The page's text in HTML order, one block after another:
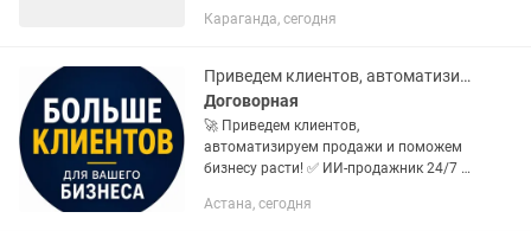
Ассистировать врачу стоматологу
Адрес Бекетова 60/2 за Караганды
Караганда, сегодня
Приведем клиентов, автоматизируем продажи и поможем бизнесу расти!
Договорная
🚀 Приведем клиентов,
автоматизируем продажи и поможем
бизнесу расти! ✅ ИИ-продажник 24/7 —
заявки, доводит до оплаты и
Астана, сегодня